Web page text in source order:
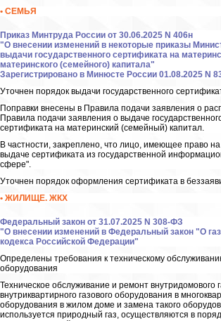
• СЕМЬЯ
Приказ Минтруда России от 30.06.2025 N 406н
"О внесении изменений в некоторые приказы
выдачи государственного сертификата на
материнского (семейного) капитала"
Зарегистрировано в Минюсте России 01.08.2025 N
Уточнен порядок выдачи государственного
Поправки внесены в Правила подачи заявления о
Правила подачи заявления о выдаче
сертификата на материнский (семейный) капитал.
В частности, закреплено, что лицо, имеющее право
выдаче сертификата из государственной
сфере".
Уточнен порядок оформления сертификата в
• ЖИЛИЩЕ. ЖКХ
Федеральный закон от 31.07.2025 N 308-ФЗ
"О внесении изменений в Федеральный закон "О
кодекса Российской Федерации"
Определены требования к техническому
оборудования
Техническое обслуживание и ремонт внутридомового
внутриквартирного газового оборудования в
оборудования в жилом доме и замена такого
используется природный газ, осуществляются в